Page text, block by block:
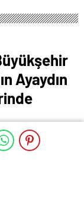
Ayaydın